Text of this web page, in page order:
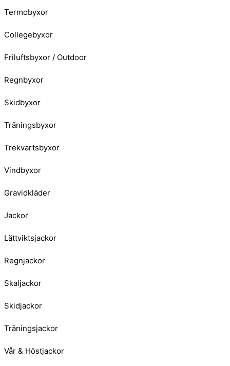
Termobyxor
Collegebyxor
Friluftsbyxor / Outdoor
Regnbyxor
Skidbyxor
Träningsbyxor
Trekvartsbyxor
Vindbyxor
Gravidkläder
Jackor
Lättviktsjackor
Regnjackor
Skaljackor
Skidjackor
Träningsjackor
Vår & Höstjackor